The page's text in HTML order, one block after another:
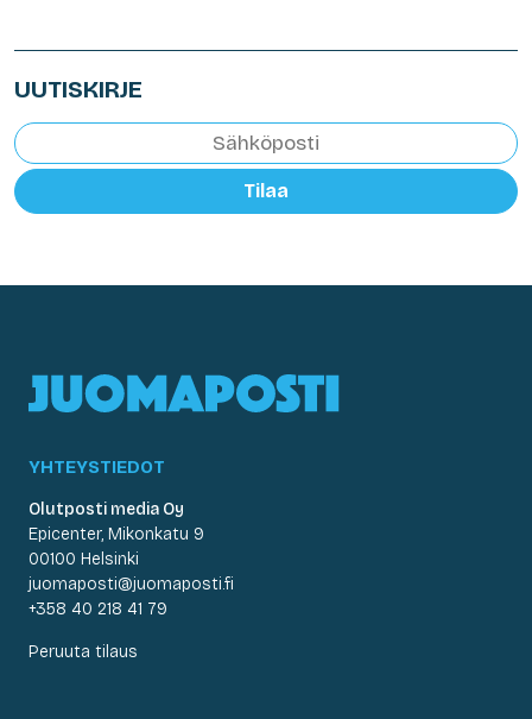
UUTISKIRJE
Tilaa
YHTEYSTIEDOT
Olutposti media Oy
Epicenter, Mikonkatu 9
00100 Helsinki
juomaposti@juomaposti.fi
+358 40 218 41 79
Peruuta tilaus